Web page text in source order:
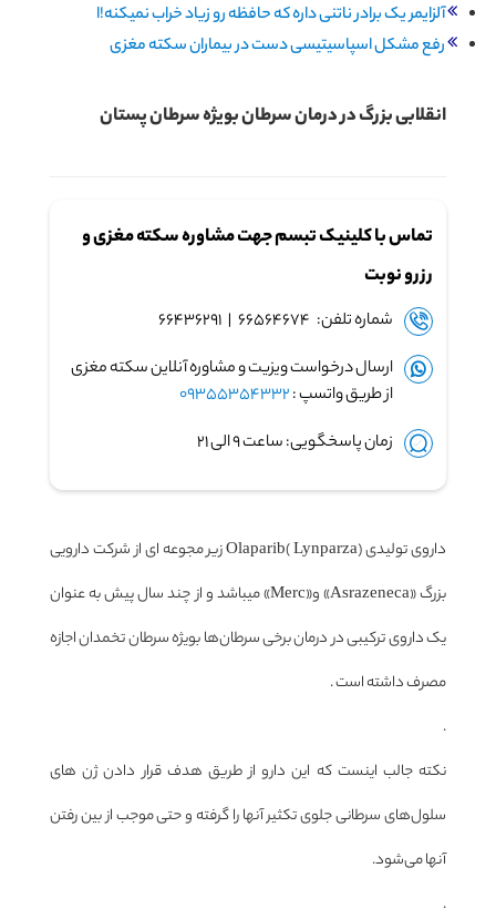
آلزایمر یک برادر ناتنی داره که حافظه رو زیاد خراب نمیکنه!ا
رفع مشکل اسپاسیتیسی دست در بیماران سکته مغزی
انقلابی بزرگ در درمان سرطان بویژه سرطان پستان
تماس با کلینیک تبسم جهت مشاوره سکته مغزی و
رزرو نوبت
شماره تلفن: ۶۶۵۶۴۶۷۴ | ۶۶۴۳۶۲۹۱
ارسال درخواست ویزیت و مشاوره آنلاین سکته مغزی
از طریق واتسپ :09355354332
زمان پاسخگویی: ساعت ۹ الی ۲۱
داروی تولیدی Olaparib( Lynparza) زیر مجوعه ای از شرکت دارویی
بزرگ «Asrazeneca» و«Merc» میباشد و از چند سال پیش به عنوان
یک داروی ترکیبی در درمان برخی سرطان‌ها بویژه سرطان تخمدان اجازه
مصرف داشته است .
.
نکته جالب اینست که این دارو از طریق هدف قرار دادن ژن های
سلول‌های سرطانی جلوی تکثیر آنها‌ را گرفته و حتی موجب از بین رفتن
آنها می‌شود.
.